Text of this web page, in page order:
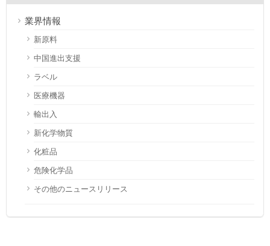
業界情報
新原料
中国進出支援
ラベル
医療機器
輸出入
新化学物質
化粧品
危険化学品
その他のニュースリリース